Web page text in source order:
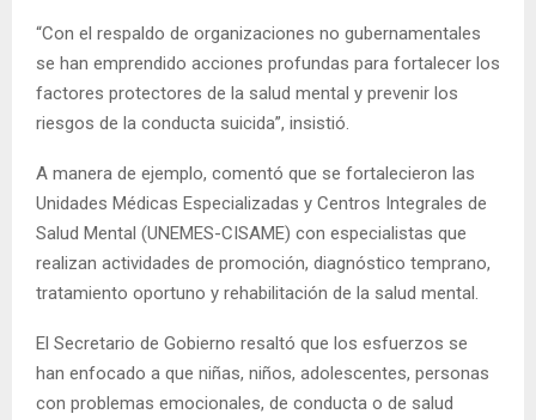
“Con el respaldo de organizaciones no gubernamentales
se han emprendido acciones profundas para fortalecer los
factores protectores de la salud mental y prevenir los
riesgos de la conducta suicida”, insistió.
A manera de ejemplo, comentó que se fortalecieron las
Unidades Médicas Especializadas y Centros Integrales de
Salud Mental (UNEMES-CISAME) con especialistas que
realizan actividades de promoción, diagnóstico temprano,
tratamiento oportuno y rehabilitación de la salud mental.
El Secretario de Gobierno resaltó que los esfuerzos se
han enfocado a que niñas, niños, adolescentes, personas
con problemas emocionales, de conducta o de salud